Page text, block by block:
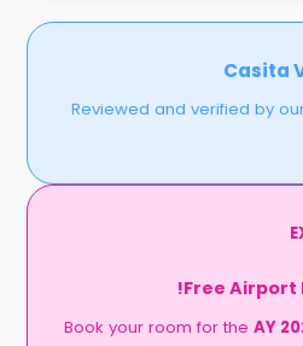
Casita
Reviewed and verified by
Free Airport
Book your room for theAY